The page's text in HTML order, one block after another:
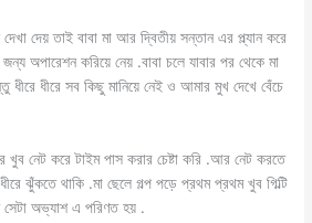
দেয় তাই বাবা মা আর দ্বিতীয় সন্তান এর প্ল্যান করে
জন্য অপারেশন করিয়ে নেয় .বাবা চলে যাবার পর থেকে মা
ধীরে সব কিছু মানিয়ে নেই ও আমার মুখ দেখে বেঁচে
খুব নেট করে টাইম পাস করার চেষ্টা করি .আর নেট করতে
ঝুঁকতে থাকি .মা ছেলে গল্প পড়ে প্রথম প্রথম খুব গিল্টি
অভ্যাশ এ পরিণত হয় .